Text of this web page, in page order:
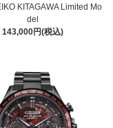
KITAGAWA Limited Mo
del
143,000円(税込)